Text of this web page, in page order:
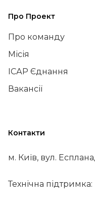
Про Проект
Про команду
Місія
ІСАР Єднання
Вакансії
Контакти
м. Київ, вул.
Технічна підтримка: